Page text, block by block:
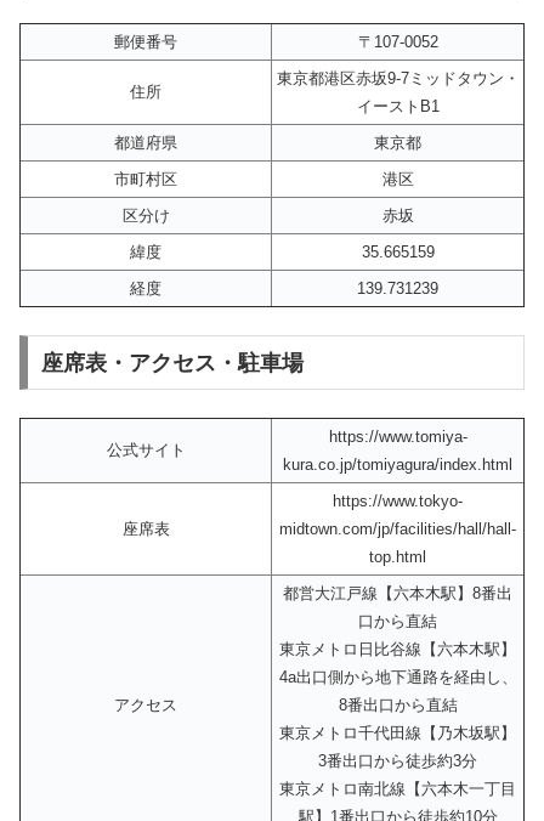
郵便番号 〒107-0052
住所
東京都港区赤坂9-7ミッドタウン・
イーストB1
都道府県
東京都
市町村区
港区
区分け
赤坂
緯度
35.665159
経度
139.731239
座席表・アクセス・駐車場
公式サイト
https://www.tomiya-
kura.co.jp/tomiyagura/index.html
座席表
https://www.tokyo-
midtown.com/jp/facilities/hall/hall-
top.html
アクセス
都営大江戸線【六本木駅】8番出
口から直結
東京メトロ日比谷線【六本木駅】
4a出口側から地下通路を経由し、
8番出口から直結
東京メトロ千代田線【乃木坂駅】
3番出口から徒歩約3分
東京メトロ南北線【六本木一丁目
駅】1番出口から徒歩約10分